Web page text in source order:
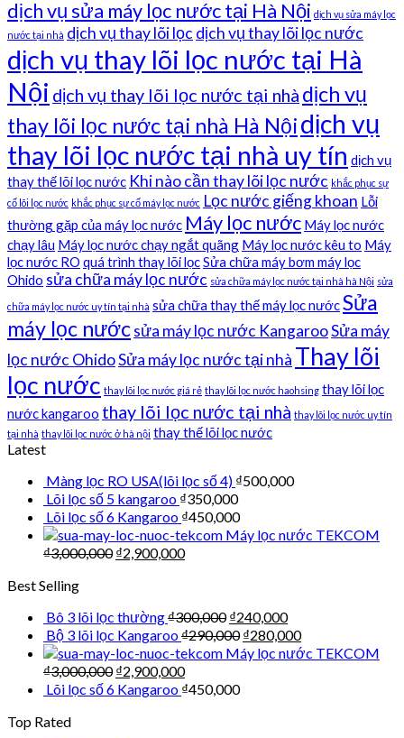
dịch vụ sửa máy lọc nước tại Hà Nội dịch vụ sửa máy lọc
nước tại nhà dịch vụ thay lõi lọc dịch vụ thay lõi lọc nước
dịch vụ thay lõi lọc nước tại Hà
Nội dịch vụ thay lõi lọc nước tại nhà dịch vụ
thay lõi lọc nước tại nhà Hà Nộidịch vụ
thay lõi lọc nước tại nhà uy tín dịch vụ
thay thế lõi lọc nước Khi nào cần thay lõi lọc nước khắc phục sự
cố lõi lọc nước khắc phục sự cố máy lọc nước Lọc nước giếng khoan Lỗi
thường gặp của máy lọc nước Máy lọc nước Máy lọc nước
chạy lâu Máy lọc nước chạy ngắt quãng Máy lọc nước kêu to Máy
lọc nước RO quá trình thay lõi lọcSửa chữa máy bơm máy lọc
Ohido sửa chữa máy lọc nước sửa chữa máy lọc nước tại nhà hà Nội sửa
chữa máy lọc nước uy tín tại nhà sửa chữa thay thế máy lọc nướcSửa
máy lọc nướcsửa máy lọc nước KangarooSửa máy
lọc nước OhidoSửa máy lọc nước tại nhà Thay lõi
lọc nước thay lõi lọc nước giá rẻ thay lõi lọc nước haohsing thay lõi lọc
nước kangaroo thay lõi lọc nước tại nhà thay lõi lọc nước uy tín
tại nhà thay lõi lọc nước ở hà nội thay thế lõi lọc nước
Latest
Màng lọc RO USA(lõi lọc số 4) ₫500,000
Lõi lọc số 5 kangaroo ₫350,000
Lõi lọc số 6 Kangaroo ₫450,000
Máy lọc nước TEKCOM
₫3,000,000 ₫2,900,000
Best Selling
Bô 3 lõi lọc thường₫300,000 ₫240,000
Bộ 3 lõi lọc Kangaroo₫290,000 ₫280,000
Máy lọc nước TEKCOM
₫3,000,000 ₫2,900,000
Lõi lọc số 6 Kangaroo ₫450,000
Top Rated